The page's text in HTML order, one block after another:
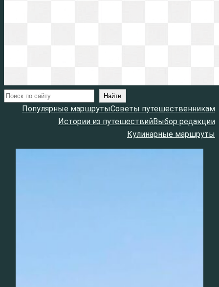
Поиск Найти
Популярные маршрутыСоветы путешественникам
Истории из путешествийВыбор редакции
Кулинарные маршруты